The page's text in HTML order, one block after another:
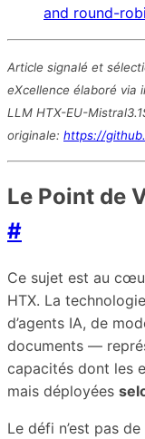
and round-
Article signalé et
eXcellence élaboré via
LLM HTX-EU-
originale: https://
Le Point de
#
Ce sujet est au
HTX. La
d’agents IA, de
documents —
capacités dont les
mais déployées
Le défi n’est pas